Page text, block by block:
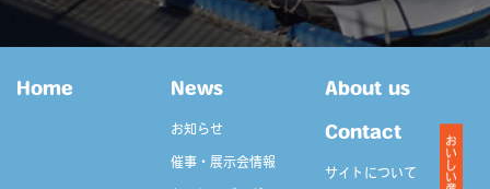
Home News
お知らせ
催事・展示会情報
About us
Contact
サイトについて おいしい産業